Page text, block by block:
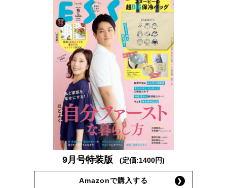
9月号特装版 (定価:1400円)
Amazonで購入する